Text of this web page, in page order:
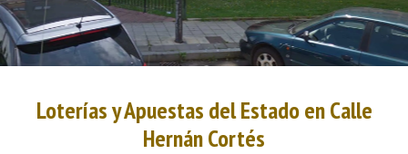
Loterías y Apuestas del Estado en Calle
Hernán Cortés